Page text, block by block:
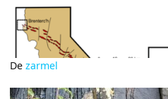
Dezarmel